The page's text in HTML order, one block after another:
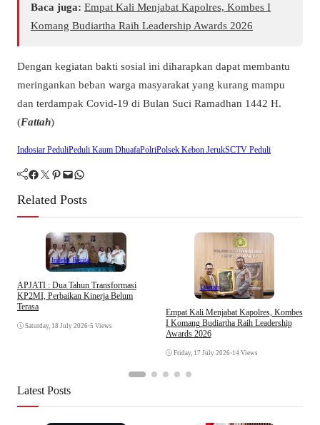
Baca juga: Empat Kali Menjabat Kapolres, Kombes I
Komang Budiartha Raih Leadership Awards 2026
Dengan kegiatan bakti sosial ini diharapkan dapat membantu
meringankan beban warga masyarakat yang kurang mampu
dan terdampak Covid-19 di Bulan Suci Ramadhan 1442 H.
(Fattah)
Indosiar PeduliPeduli Kaum DhuafaPolriPolsek Kebon JerukSCTV Peduli
Facebook Twitter Pinterest Mail WhatsApp
Related Posts
Indeks Berita
APJATI : Dua Tahun Transformasi
KP2MI, Perbaikan Kinerja Belum
Terasa
Saturday, 18 July 2026•5 Views
Daerah
Empat Kali Menjabat Kapolres, Kombes
I Komang Budiartha Raih Leadership
Awards 2026
Friday, 17 July 2026•14 Views
Latest Posts